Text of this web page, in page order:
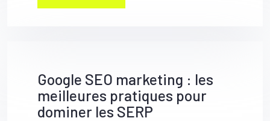
Google SEO marketing : les
meilleures pratiques pour
dominer les SERP